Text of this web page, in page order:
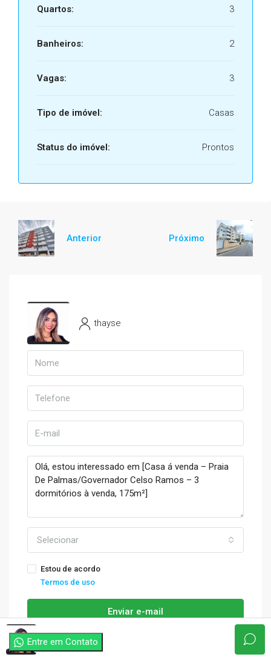
Quartos: 3
Banheiros: 2
Vagas: 3
Tipo de imóvel: Casas
Status do imóvel: Prontos
Anterior Próximo
thayse
Selecionar
Estou de acordo
Termos de uso
Enviar e-mail
thayse
Entre em Contato